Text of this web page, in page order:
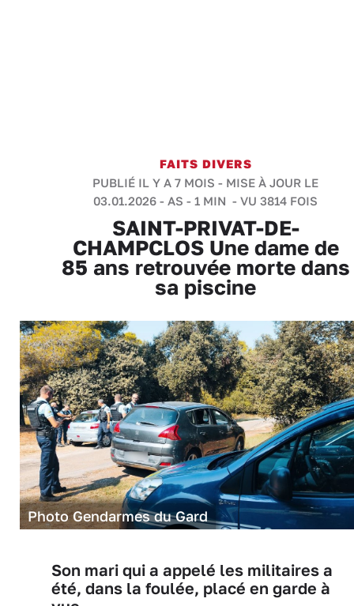
FAITS DIVERS
PUBLIÉ IL Y A 7 MOIS - MISE À JOUR LE
03.01.2026 - AS - 1 MIN - VU 3814 FOIS
SAINT-PRIVAT-DE-
CHAMPCLOS Une dame de
85 ans retrouvée morte dans
sa piscine
Photo Gendarmes du Gard
Son mari qui a appelé les militaires a
été, dans la foulée, placé en garde à